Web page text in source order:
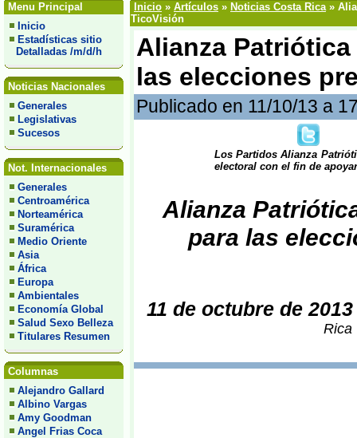
Menu Principal
Inicio
Estadísticas sitio
Detalladas /m/d/h
Noticias Nacionales
Generales
Legislativas
Sucesos
Not. Internacionales
Generales
Centroamérica
Norteamérica
Suramérica
Medio Oriente
Asia
África
Europa
Ambientales
Economía Global
Salud Sexo Belleza
Titulares Resumen
Columnas
Alejandro Gallard
Albino Vargas
Amy Goodman
Angel Frias Coca
Inicio » Artículos » Noticias Costa Rica»
TicoVisión
Alianza
las elecciones
Publicado en 11/10/13 a
Los Partidos Alianza
electoral con el fin de
Alianza
para las
11 de octubre de 2013
Rica